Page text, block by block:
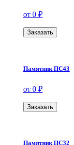
от 0 ₽
Заказать
Памятник ПС43
от 0 ₽
Заказать
Памятник ПС32